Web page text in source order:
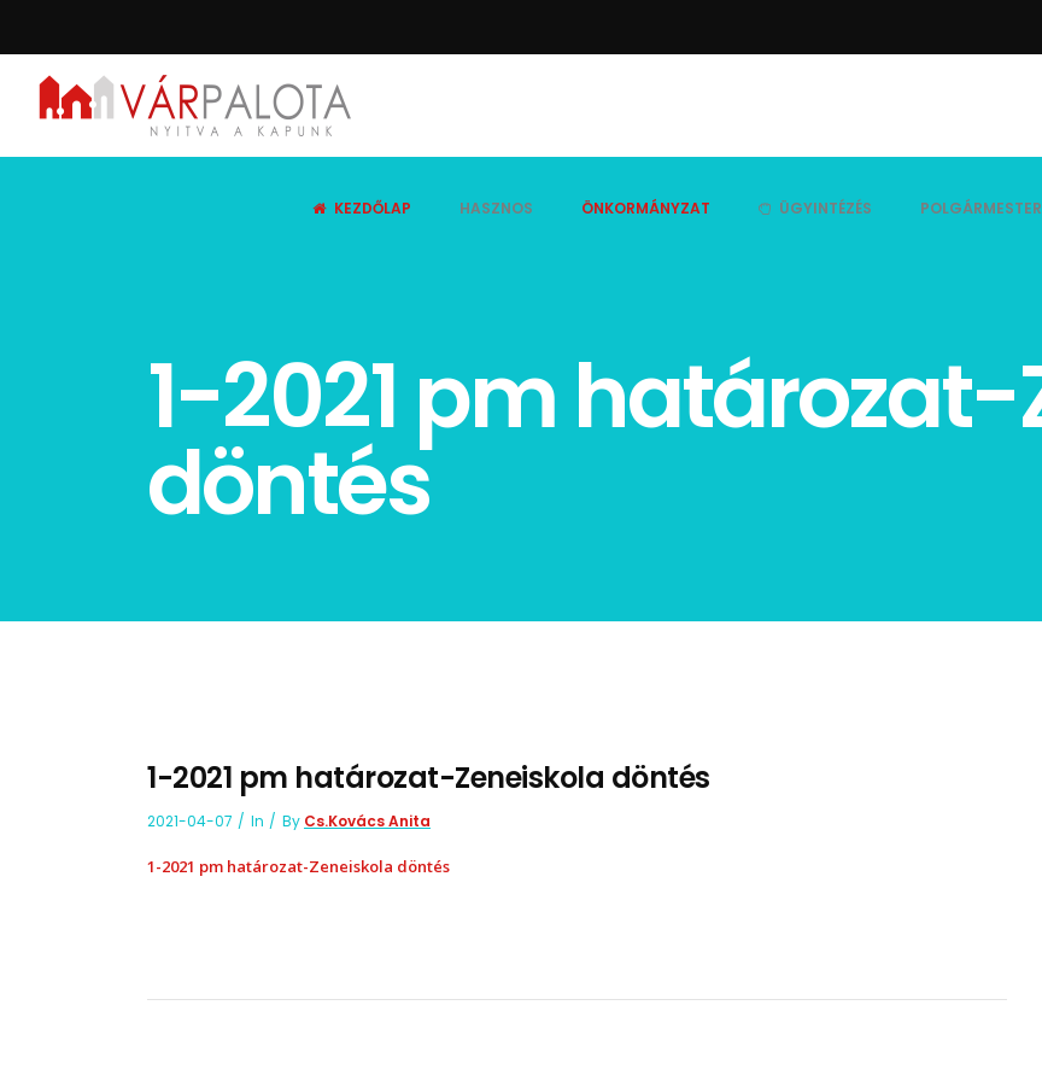
KEZDŐLAP HASZNOS ÖNKORMÁNYZAT ÜGYINTÉZÉS
1-2021 pm
döntés
1-2021 pm határozat-Zeneiskola döntés
2021-04-07 In By Cs.Kovács Anita
1-2021 pm határozat-Zeneiskola döntés